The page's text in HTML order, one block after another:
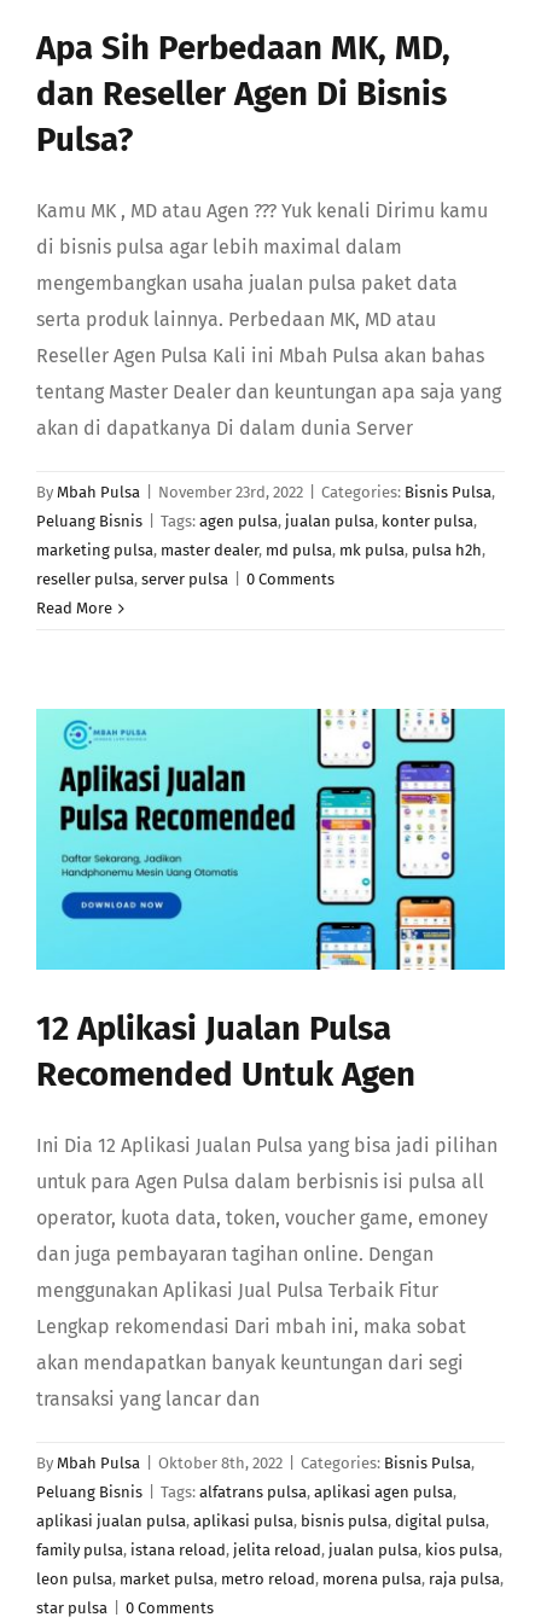
Search
Apa Sih Perbedaan MK, MD,
dan Reseller Agen Di Bisnis
Pulsa?
Kamu MK , MD atau Agen ??? Yuk kenali Dirimu kamu
di bisnis pulsa agar lebih maximal dalam
mengembangkan usaha jualan pulsa paket data
serta produk lainnya. Perbedaan MK, MD atau
Reseller Agen Pulsa Kali ini Mbah Pulsa akan bahas
tentang Master Dealer dan keuntungan apa saja yang
akan di dapatkanya Di dalam dunia Server
By Mbah Pulsa November 23rd, 2022 Categories: Bisnis Pulsa,
Peluang Bisnis
Tags: agen pulsa, jualan pulsa, konter pulsa,
marketing pulsa, master dealer, md pulsa, mk pulsa, pulsa h2h,
reseller pulsa, server pulsa
0 Comments
Read More
12 Aplikasi Jualan Pulsa
Recomended Untuk Agen
Ini Dia 12 Aplikasi Jualan Pulsa yang bisa jadi pilihan
untuk para Agen Pulsa dalam berbisnis isi pulsa all
operator, kuota data, token, voucher game, emoney
dan juga pembayaran tagihan online. Dengan
menggunakan Aplikasi Jual Pulsa Terbaik Fitur
Lengkap rekomendasi Dari mbah ini, maka sobat
akan mendapatkan banyak keuntungan dari segi
transaksi yang lancar dan
By Mbah Pulsa Oktober 8th, 2022 Categories: Bisnis Pulsa,
Peluang Bisnis
Tags: alfatrans pulsa, aplikasi agen pulsa,
aplikasi jualan pulsa, aplikasi pulsa, bisnis pulsa, digital pulsa,
family pulsa, istana reload, jelita reload, jualan pulsa, kios pulsa,
leon pulsa, market pulsa, metro reload, morena pulsa, raja pulsa,
star pulsa
0 Comments